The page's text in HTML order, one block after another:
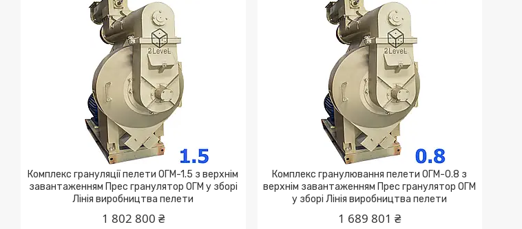
Комплекс грануляції пелети ОГМ-1.5 з верхнім
завантаженням Прес гранулятор ОГМ у зборі
Лінія виробництва пелети
1 802 800 ₴
Комплекс гранулювання пелети ОГМ-0.8 з
верхнім завантаженням Прес гранулятор ОГМ
у зборі Лінія виробництва пелети
1 689 801 ₴